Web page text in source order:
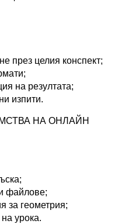
през целия конспект;
на резултата;
изпити.
НА ОНЛАЙН
файлове;
за геометрия;
урока.